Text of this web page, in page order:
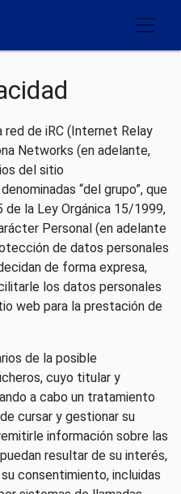
de iRC (Internet Relay
Networks (en adelante,
del sitio
“del grupo”, que
la Ley Orgánica 15/1999,
Personal (en adelante
de datos personales
de forma expresa,
los datos personales
web para la prestación de
de la posible
cuyo titular y
a cabo un tratamiento
cursar y gestionar su
información sobre las
resultar de su interés,
consentimiento, incluidas